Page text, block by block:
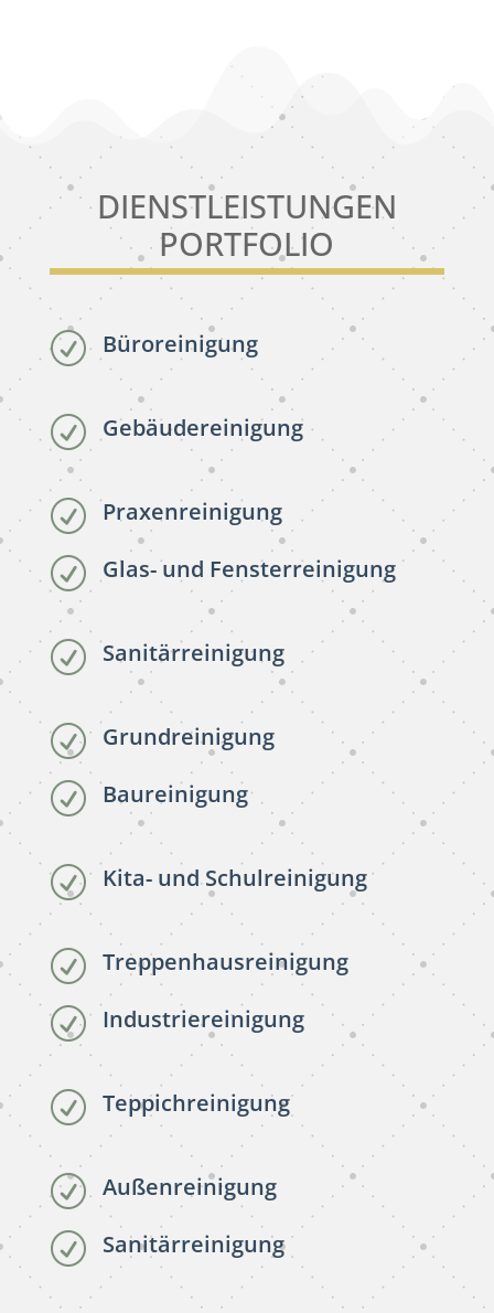
DIENSTLEISTUNGEN
PORTFOLIO
R Büroreinigung
R Gebäudereinigung
R Praxenreinigung
R Glas- und Fensterreinigung
R Sanitärreinigung
R Grundreinigung
R Baureinigung
R Kita- und Schulreinigung
R Treppenhausreinigung
R Industriereinigung
R Teppichreinigung
R Außenreinigung
R Sanitärreinigung